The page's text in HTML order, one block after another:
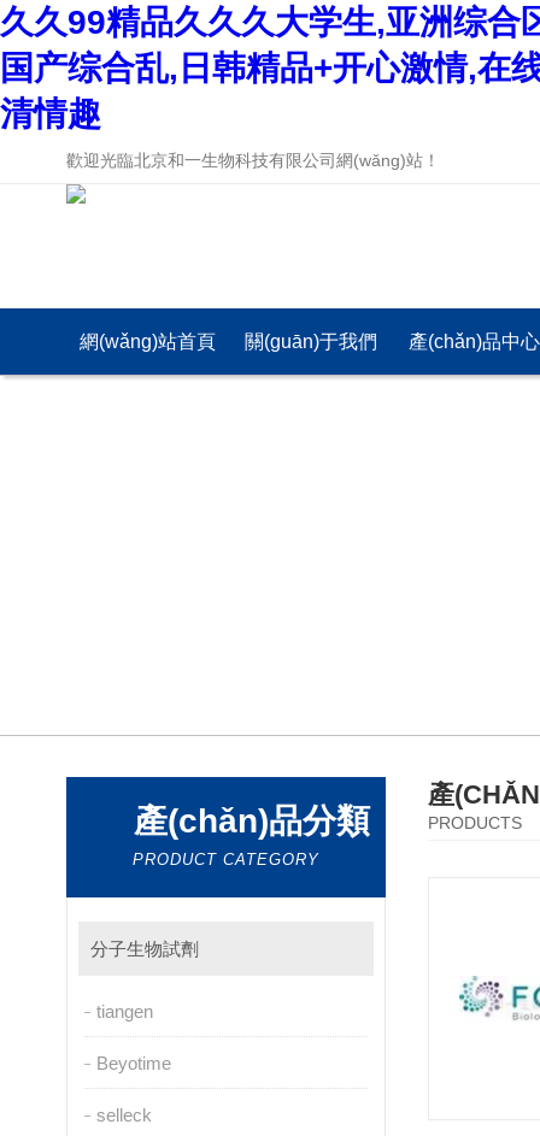
久久99精品久久久大学生,亚洲综
国产综合乱,日韩精品+开心激情,在
清情趣
歡迎光臨北京和一生物科技有限公司網(wǎng)站！
網(wǎng)站首頁 關(guān)于我們 產(chǎn)品中心
產(chǎn)品分類
PRODUCT CATEGORY
分子生物試劑
tiangen
Beyotime
selleck
產
PRODUCTS